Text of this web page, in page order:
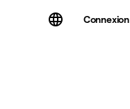
Connexion